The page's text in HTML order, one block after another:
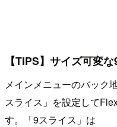
【TIPS】サイズ可変
メインメニューのバック
スライス」を設定して
す。「9スライス」は